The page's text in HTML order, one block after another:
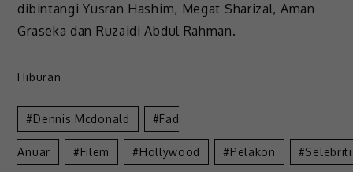
dibintangi Yusran Hashim, Megat Sharizal, Aman
Graseka dan Ruzaidi Abdul Rahman.
Hiburan
Dennis Mcdonald Fad
Anuar Filem Hollywood Pelakon Selebriti